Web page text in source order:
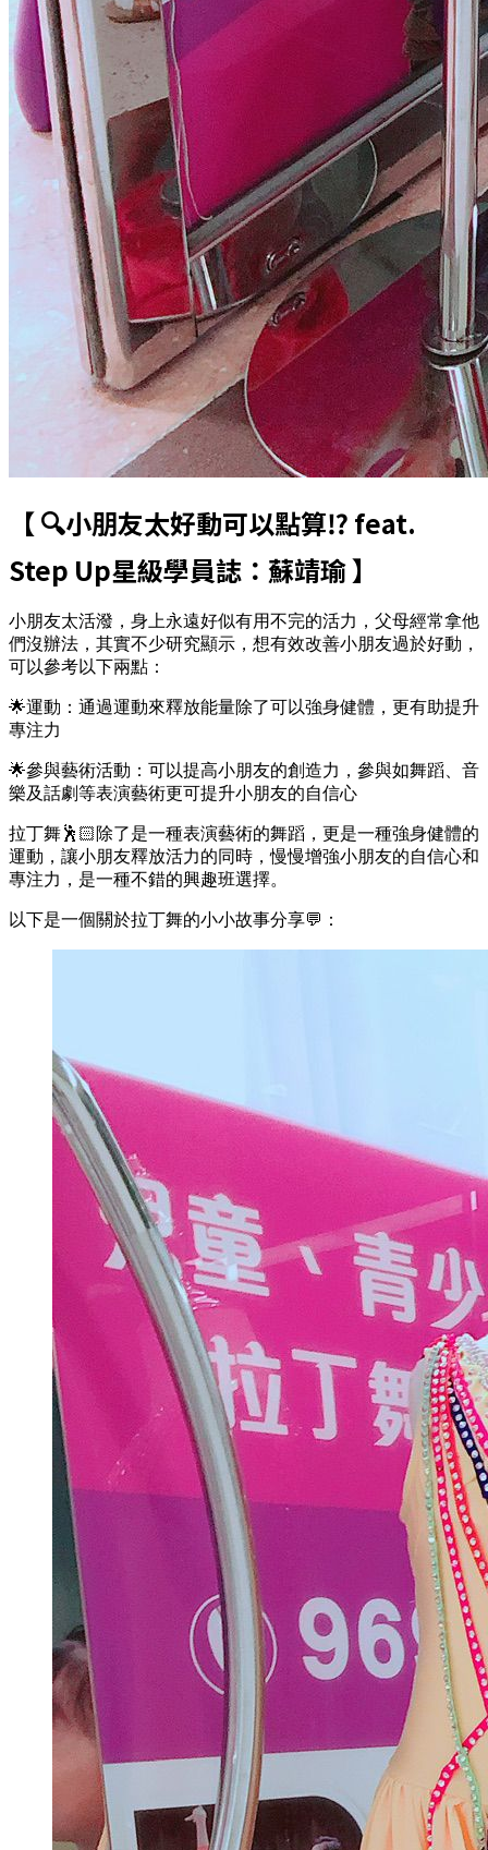
【 🔍小朋友太好動可以點算⁉️ feat.
Step Up星級學員誌：蘇靖瑜 】
小朋友太活潑，身上永遠好似有用不完的活力，父母經常拿他
們沒辦法，其實不少研究顯示，想有效改善小朋友過於好動，
可以參考以下兩點：
🌟運動：通過運動來釋放能量除了可以強身健體，更有助提升
專注力
🌟參與藝術活動：可以提高小朋友的創造力，參與如舞蹈、音
樂及話劇等表演藝術更可提升小朋友的自信心
拉丁舞🕺🏻除了是一種表演藝術的舞蹈，更是一種強身健體的
運動，讓小朋友釋放活力的同時，慢慢增強小朋友的自信心和
專注力，是一種不錯的興趣班選擇。
以下是一個關於拉丁舞的小小故事分享💬：